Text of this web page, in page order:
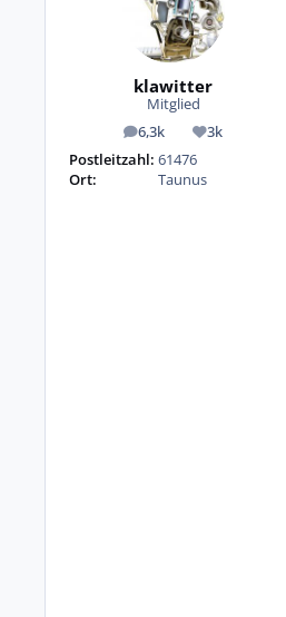
klawitter
Mitglied
6,3k
Beiträge 3k
Reputation
Postleitzahl: 61476
Ort:
Taunus